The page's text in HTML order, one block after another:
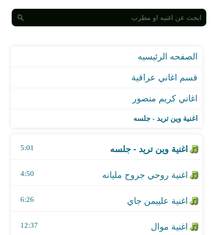
قسم اغاني عراقية
اغنية وين تريد - جلسه
اغنية وين تريد - جلسه
5:01
اغنية روحي جروح مليانه
4:50
اغنية علييمن جاي
6:26
12:37
اغنية المشاعر
اغنية شبعد الروح